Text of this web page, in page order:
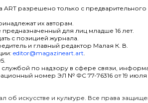
ART разрешено только с предварительного
их авторам.
предназначенный для лиц младше 16 лет.
с позицией журнала.
и главный редактор Малая К. В.
editor@magazineart.art.
по надзору в сфере связи,
номер ЭЛ № ФС 77-76316 от 19 июля
об искусстве и культуре. Все права